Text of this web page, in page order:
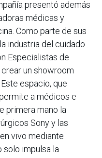
presentó además
médicas y
Como parte de sus
industria del cuidado
Especialistas de
un showroom
espacio, que
a médicos e
primera mano la
Sony y las
vivo mediante
solo impulsa la